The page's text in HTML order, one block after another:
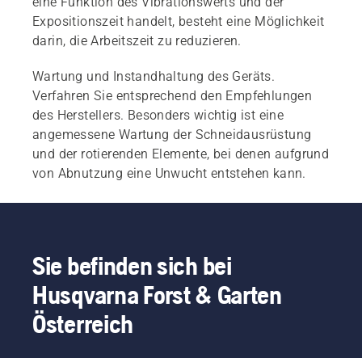
Expositionszeit handelt, besteht eine Möglichkeit
darin, die Arbeitszeit zu reduzieren.
Wartung und Instandhaltung des Geräts.
Verfahren Sie entsprechend den Empfehlungen
des Herstellers. Besonders wichtig ist eine
angemessene Wartung der Schneidausrüstung
und der rotierenden Elemente, bei denen aufgrund
von Abnutzung eine Unwucht entstehen kann.
Sie befinden sich bei
Husqvarna Forst & Garten
Österreich